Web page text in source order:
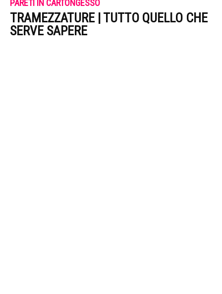
PARETI IN CARTONGESSO
TRAMEZZATURE | TUTTO QUELLO CHE
SERVE SAPERE